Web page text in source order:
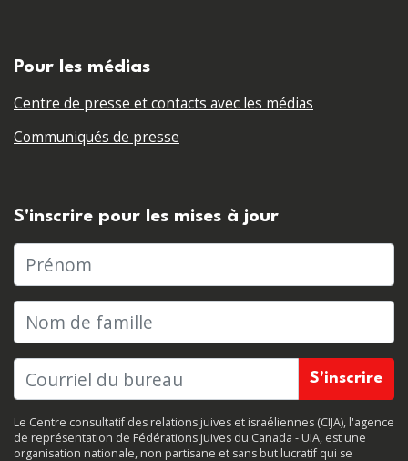
Pour les médias
Centre de presse et contacts avec les médias
Communiqués de presse
S'inscrire pour les mises à jour
Prénom
Nom de famille
Le Centre consultatif des relations juives et israéliennes (CIJA), l'agence
de représentation de Fédérations juives du Canada - UIA, est une
organisation nationale, non partisane et sans but lucratif qui se